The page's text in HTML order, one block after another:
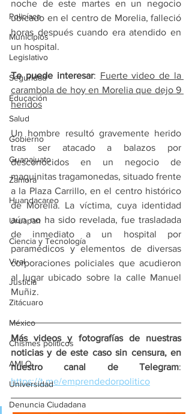
Policíaca
Municipios
Legislativo
Seguridad
Educación
Salud
Gobierno
Guanajuato
Zamora
Huandacareo
Uruapan
Ciencia y Tecnología
Viral
Justicia
Zitácuaro
México
Chismes políticos
AMLO
Universidad
Denuncia Ciudadana
noche de este martes en un negocio
ubicado en el centro de Morelia, falleció
horas después cuando era atendido en
un hospital.
Te puede interesar: Fuerte video de la
carambola de hoy en Morelia que dejo 9
heridos
Un hombre resultó gravemente herido
tras ser atacado a balazos por
desconocidos en un negocio de
maquinitas tragamonedas, situado frente
a la Plaza Carrillo, en el centro histórico
de Morelia. La víctima, cuya identidad
aún no ha sido revelada, fue trasladada
de inmediato a un hospital por
paramédicos y elementos de diversas
corporaciones policiales que acudieron
al lugar ubicado sobre la calle Manuel
Muñiz.
Más videos y fotografías de nuestras
noticias y de este caso sin censura, en
nuestro canal de Telegram
https://t.me/emprendedorpolitico